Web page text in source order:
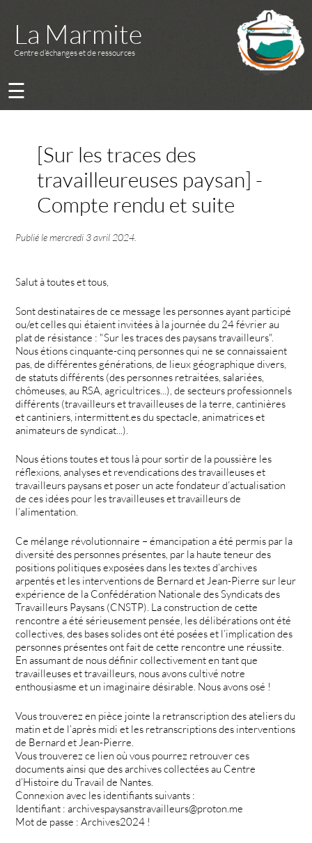
La Marmite
Centre d’échanges et de ressources
☰
[Sur les traces des
travailleureuses paysan] -
Compte rendu et suite
Publié lemercredi 3 avril 2024
Salut à toutes et tous,
Sont destinataires de ce message les personnes ayant participé
ou/et celles qui étaient invitées à la journée du 24 février au
plat de résistance : "Sur les traces des paysans travailleurs".
Nous étions cinquante-cinq personnes qui ne se connaissaient
pas, de différentes générations, de lieux géographique divers,
de statuts différents (des personnes retraitées, salariées,
chômeuses, au RSA, agricultrices...), de secteurs professionnels
différents (travailleurs et travailleuses de la terre, cantinières
et cantiniers, intermittent.es du spectacle, animatrices et
animateurs de syndicat...).
Nous étions toutes et tous là pour sortir de la poussière les
réflexions, analyses et revendications des travailleuses et
travailleurs paysans et poser un acte fondateur d’actualisation
de ces idées pour les travailleuses et travailleurs de
l’alimentation.
Ce mélange révolutionnaire – émancipation a été permis par la
diversité des personnes présentes, par la haute teneur des
positions politiques exposées dans les textes d’archives
arpentés et les interventions de Bernard et Jean-Pierre sur leur
expérience de la Confédération Nationale des Syndicats des
Travailleurs Paysans (CNSTP). La construction de cette
rencontre a été sérieusement pensée, les délibérations ont été
collectives, des bases solides ont été posées et l’implication des
personnes présentes ont fait de cette rencontre une réussite.
En assumant de nous définir collectivement en tant que
travailleuses et travailleurs, nous avons cultivé notre
enthousiasme et un imaginaire désirable. Nous avons osé !
Vous trouverez en pièce jointe la retranscription des ateliers du
matin et de l’après midi et les retranscriptions des interventions
de Bernard et Jean-Pierre.
Vous trouverez ce lien où vous pourrez retrouver ces
documents ainsi que des archives collectées au Centre
d’Histoire du Travail de Nantes.
Connexion avec les identifiants suivants :
Identifiant : archivespaysanstravailleurs@proton.me
Mot de passe : Archives2024 !